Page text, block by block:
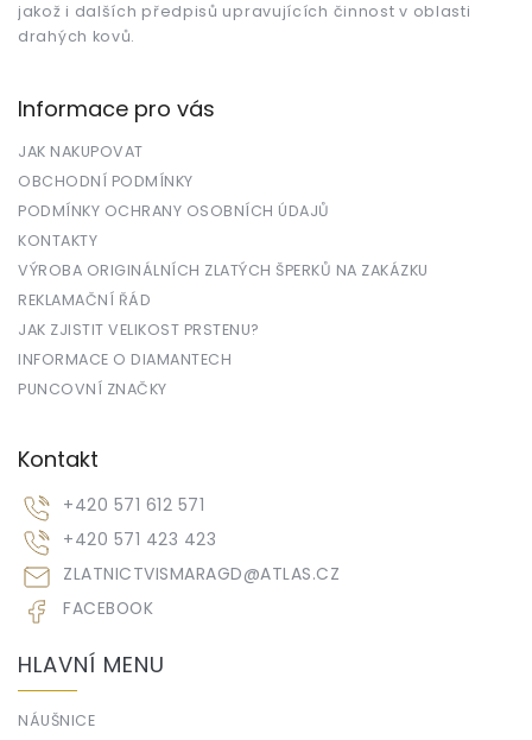
jakož i dalších předpisů upravujících činnost v oblasti
drahých kovů.
Informace pro vás
JAK NAKUPOVAT
OBCHODNÍ PODMÍNKY
PODMÍNKY OCHRANY OSOBNÍCH ÚDAJŮ
KONTAKTY
VÝROBA ORIGINÁLNÍCH ZLATÝCH ŠPERKŮ NA ZAKÁZKU
REKLAMAČNÍ ŘÁD
JAK ZJISTIT VELIKOST PRSTENU?
INFORMACE O DIAMANTECH
PUNCOVNÍ ZNAČKY
Kontakt
ZLATNICTVISMARAGD@ATLAS.CZ
+420 571 612 571
+420 571 423 423
FACEBOOK
HLAVNÍ MENU
NÁUŠNICE